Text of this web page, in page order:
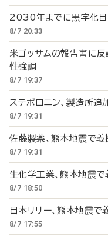
2030年までに黒字化
8/7 20:33
米ゴッサムの報告書に
性強調
8/7 19:37
ステボロニン、製造所
8/7 19:31
佐藤製薬、熊本地震で
8/7 19:31
生化学工業、熊本地震
8/7 18:50
日本リリー、熊本地震
8/7 17:55